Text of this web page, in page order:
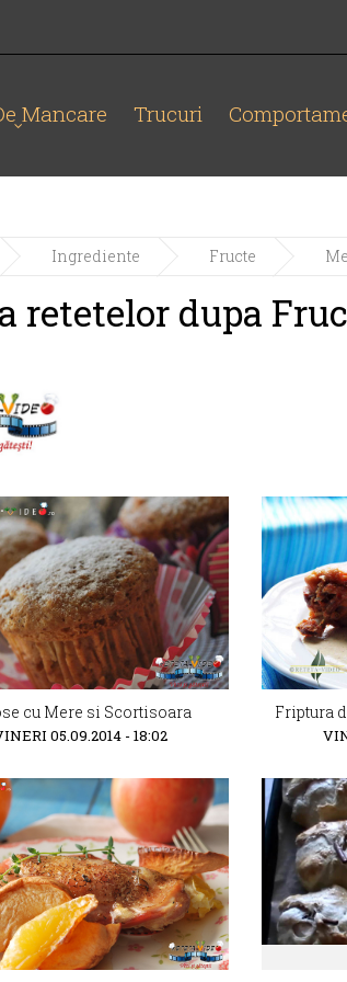
Mancare Trucuri
Ingrediente Fructe
retetelor dupa
cu Mere si Scortisoara
05.09.2014 - 18:02
Friptura